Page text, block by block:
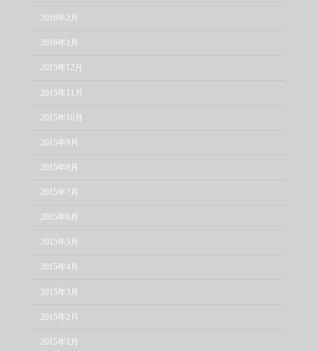
2016年2月
2016年1月
2015年12月
2015年11月
2015年10月
2015年9月
2015年8月
2015年7月
2015年6月
2015年5月
2015年4月
2015年3月
2015年2月
2015年1月